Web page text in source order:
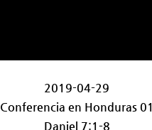
2019-04-29
Conferencia en Honduras 01
Daniel 7:1-8